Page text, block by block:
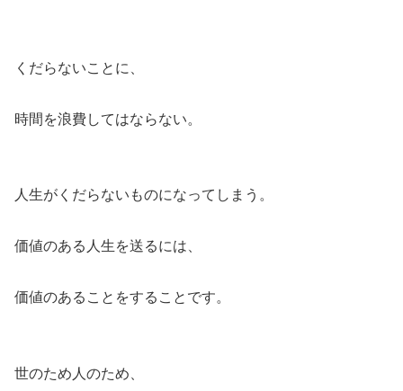
くだらないことに、
時間を浪費してはならない。
人生がくだらないものになってしまう。
価値のある人生を送るには、
価値のあることをすることです。
世のため人のため、